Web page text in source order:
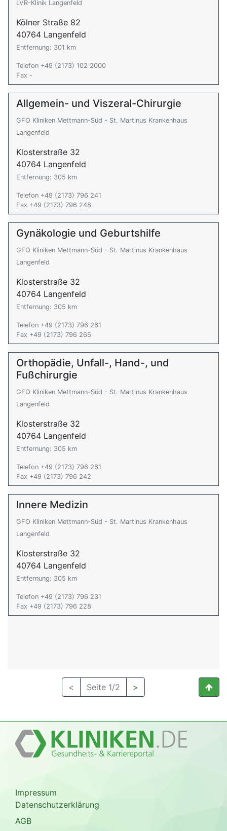
LVR-Klinik Langenfeld
Kölner Straße 82
40764 Langenfeld
Entfernung: 301 km
Telefon +49 (2173) 102 2000
Fax -
Allgemein- und Viszeral-Chirurgie
GFO Kliniken Mettmann-Süd - St. Martinus Krankenhaus
Langenfeld
Klosterstraße 32
40764 Langenfeld
Entfernung: 305 km
Telefon +49 (2173) 796 241
Fax +49 (2173) 796 248
Gynäkologie und Geburtshilfe
GFO Kliniken Mettmann-Süd - St. Martinus Krankenhaus
Langenfeld
Klosterstraße 32
40764 Langenfeld
Entfernung: 305 km
Telefon +49 (2173) 796 261
Fax +49 (2173) 796 265
Orthopädie, Unfall-, Hand-, und
Fußchirurgie
GFO Kliniken Mettmann-Süd - St. Martinus Krankenhaus
Langenfeld
Klosterstraße 32
40764 Langenfeld
Entfernung: 305 km
Telefon +49 (2173) 796 261
Fax +49 (2173) 796 242
Innere Medizin
GFO Kliniken Mettmann-Süd - St. Martinus Krankenhaus
Langenfeld
Klosterstraße 32
40764 Langenfeld
Entfernung: 305 km
Telefon +49 (2173) 796 231
Fax +49 (2173) 796 228
< Seite 1/2 >
Impressum
Datenschutzerklärung
AGB